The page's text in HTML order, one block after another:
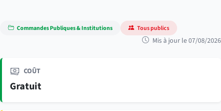
Commandes Publiques & Institutions Tous publics
Mis à jour le 07/08/2026
COÛT
Gratuit